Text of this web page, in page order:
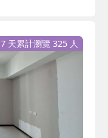
7 天累計瀏覽 325 人